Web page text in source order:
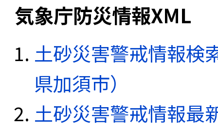
気象庁防災情報XML
土砂災害警戒情報検
県加須市）
土砂災害警戒情報最